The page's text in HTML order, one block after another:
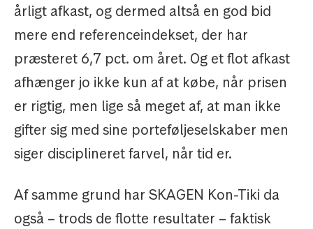
årligt afkast, og dermed altså en god bid
mere end referenceindekset, der har
præsteret 6,7 pct. om året. Og et flot afkast
afhænger jo ikke kun af at købe, når prisen
er rigtig, men lige så meget af, at man ikke
gifter sig med sine porteføljeselskaber men
siger disciplineret farvel, når tid er.
Af samme grund har SKAGEN Kon-Tiki da
også – trods de flotte resultater – faktisk